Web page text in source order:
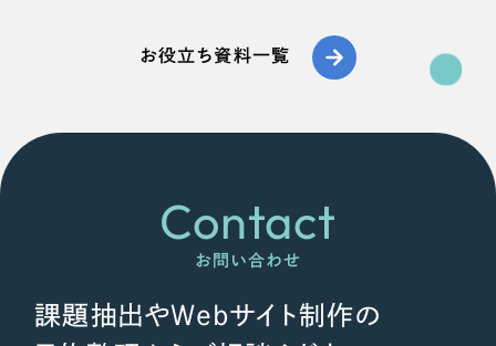
お役立ち資料一覧
Contact
お問い合わせ
課題抽出やWebサイト制作の